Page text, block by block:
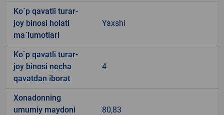
Ko`p qavatli turar-
joy binosi holati
ma`lumotlari
Yaxshi
Ko`p qavatli turar-
joy binosi necha
qavatdan iborat
4
Xonadonning
umumiy maydoni
80,83